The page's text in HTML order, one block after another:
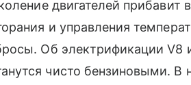
двигателей прибавит
и управления
Об электрификации V8
чисто бензиновыми. В